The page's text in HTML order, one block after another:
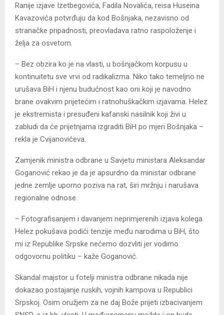
Ranije izjave Izetbegovića, Fadila Novalića, reisa Huseina
Kavazovića potvrđuju da kod Bošnjaka, nezavisno od
stranačke pripadnosti, preovladava ratno raspoloženje i
želja za osvetom.
– Bez obzira ko je na vlasti, u bošnjačkom korpusu u
kontinuitetu sve vrvi od radikalizma. Niko tako temeljno ne
urušava BiH i njenu budućnost kao oni koji je navodno
brane ovakvim prijetećim i ratnohuškačkim izjavama. Helez
je ekstremista i presuđeni kafanski nasilnik koji živi u
zabludi da će prijetnjama izgraditi BiH po mjeri Bošnjaka –
rekla je Cvijanovićeva.
Zamjenik ministra odbrane u Savjetu ministara Aleksandar
Goganović rekao je da je apsurdno da ministar odbrane
jedne zemlje uporno poziva na rat, širi mržnju i narušava
regionalne odnose.
– Fotografisanjem i davanjem neprimjerenih izjava kolega
Helez pokušava podići tenzije među narodima u BiH, što
mi iz Republike Srpske nećemo dozvliti jer vodimo
odgovornu politiku – kaže Goganović.
Skandal majstor u fotelji ministra odbrane nikada nije
dokazao postajanje ruskih, vojnih kampova u Republici
Srpskoj. Osim oružjem za ne daj Bože prijeti izbacivanjem